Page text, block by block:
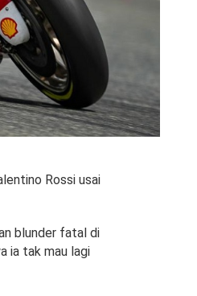
Rossi usai
blunder fatal di
ia tak mau lagi